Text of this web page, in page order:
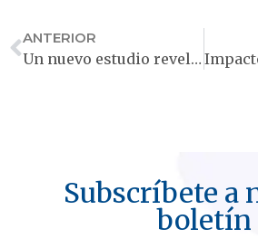
ANTERIOR
Un nuevo estudio revela inesperado impacto del vapeo en adolescentes
Subscríbete a
boletín